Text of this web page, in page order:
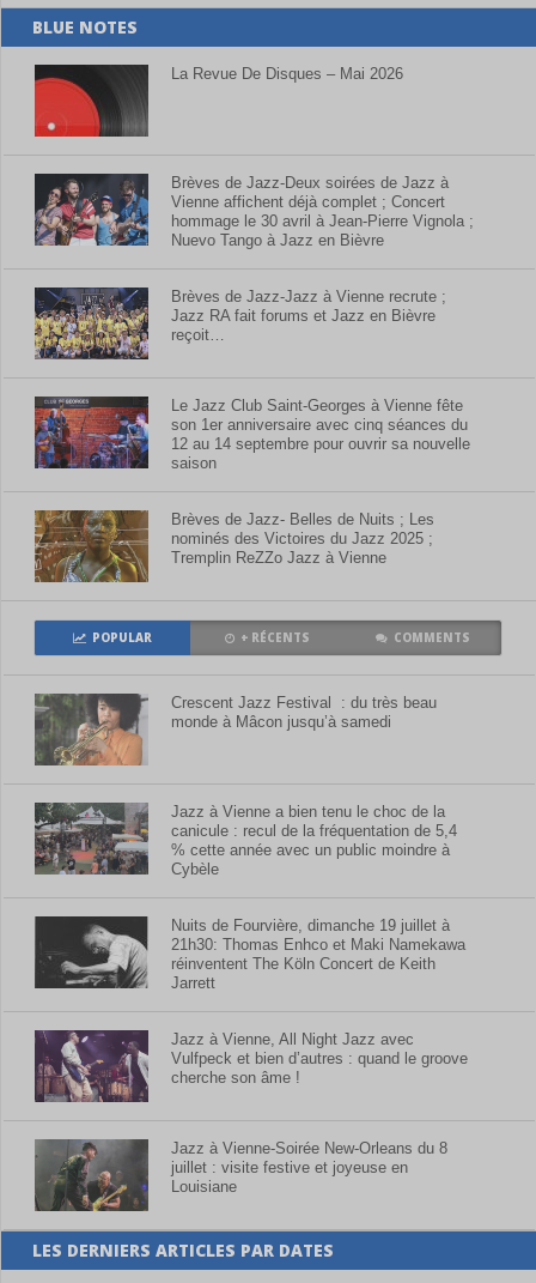
BLUE NOTES
La Revue De Disques – Mai 2026
Brèves de Jazz-Deux soirées de Jazz à
Vienne affichent déjà complet ; Concert
hommage le 30 avril à Jean-Pierre Vignola ;
Nuevo Tango à Jazz en Bièvre
Brèves de Jazz-Jazz à Vienne recrute ;
Jazz RA fait forums et Jazz en Bièvre
reçoit…
Le Jazz Club Saint-Georges à Vienne fête
son 1er anniversaire avec cinq séances du
12 au 14 septembre pour ouvrir sa nouvelle
saison
Brèves de Jazz- Belles de Nuits ; Les
nominés des Victoires du Jazz 2025 ;
Tremplin ReZZo Jazz à Vienne
POPULAR + RÉCENTS COMMENTS
Crescent Jazz Festival : du très beau
monde à Mâcon jusqu’à samedi
Jazz à Vienne a bien tenu le choc de la
canicule : recul de la fréquentation de 5,4
% cette année avec un public moindre à
Cybèle
Nuits de Fourvière, dimanche 19 juillet à
21h30: Thomas Enhco et Maki Namekawa
réinventent The Köln Concert de Keith
Jarrett
Jazz à Vienne, All Night Jazz avec
Vulfpeck et bien d’autres : quand le groove
cherche son âme !
Jazz à Vienne-Soirée New-Orleans du 8
juillet : visite festive et joyeuse en
Louisiane
LES DERNIERS ARTICLES PAR DATES